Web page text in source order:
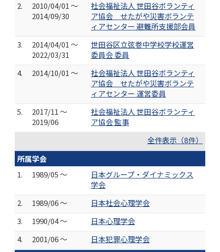
2.
2010/04/01 ～
2014/09/30
社会福祉法人 世田谷ボランティ
ア協会 せたがや災害ボランテ
ィアセンター 避難所支援部会員
3.
2014/04/01 ～
2022/03/31
世田谷区立弦巻中学校学校運営
委員会 委員
4.
2014/10/01 ～
社会福祉法人 世田谷ボランティ
ア協会 せたがや災害ボランテ
ィアセンター 運営委員
5.
2017/11 ～
2019/06
社会福祉法人 世田谷ボランティ
ア協会 監事
全件表示（8件）
所属学会
1.
1989/05 ～
日本グループ・ダイナミックス
学会
2.
1989/06 ～
日本社会心理学会
3.
1990/04 ～
日本心理学会
4.
2001/06 ～
日本犯罪心理学会